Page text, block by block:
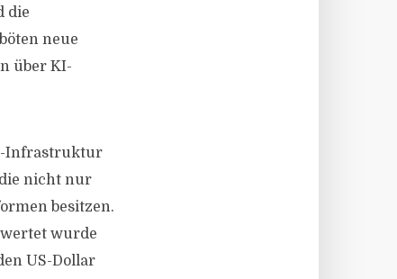
die
neue
über KI-
Infrastruktur
nicht nur
besitzen.
wurde
US-Dollar